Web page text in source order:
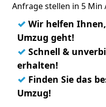
Anfrage stellen in 5 Min
✓ Wir helfen
Umzug geht!
✓ Schnell &
erhalten!
✓ Finden Sie das
Umzug!